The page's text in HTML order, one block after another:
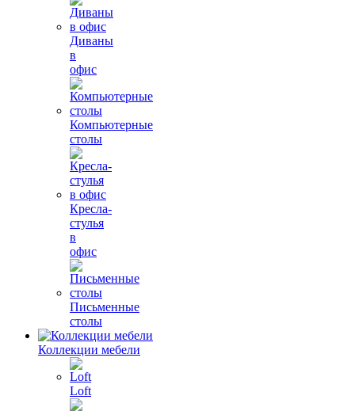
Диваны
в
офис
Компьютерные
столы
Кресла-
стулья
в
офис
Письменные
столы
Коллекции мебели
Loft